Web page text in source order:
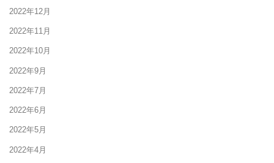
2022年12月
2022年11月
2022年10月
2022年9月
2022年7月
2022年6月
2022年5月
2022年4月